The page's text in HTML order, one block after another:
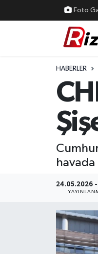
Foto
HABERLER
24.05.2026 -
Yurttan Haberler
Ekonomi
Teknoloji
Rize Nöbetçi
Rize Trafik
Süper Lig Puan
Tüm Manşetler
Son Dakika
Haber Arşivi